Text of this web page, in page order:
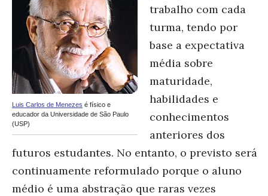
Luis Carlos de Menezes é físico e
educador da Universidade de São Paulo
(USP)
trabalho com cada
turma, tendo por
base a expectativa
média sobre
maturidade,
habilidades e
conhecimentos
anteriores dos
futuros estudantes. No entanto, o previsto será
continuamente reformulado porque o aluno
médio é uma abstração que raras vezes